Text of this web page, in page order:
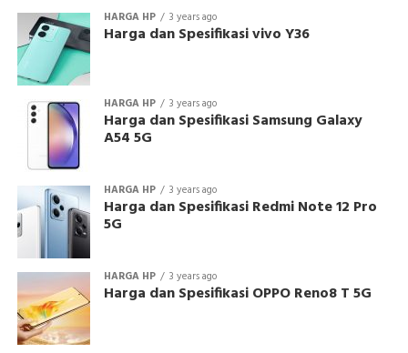
HARGA HP 3 years ago
Harga dan Spesifikasi vivo Y36
HARGA HP 3 years ago
Harga dan Spesifikasi Samsung Galaxy
A54 5G
HARGA HP 3 years ago
Harga dan Spesifikasi Redmi Note 12 Pro
5G
HARGA HP 3 years ago
Harga dan Spesifikasi OPPO Reno8 T 5G